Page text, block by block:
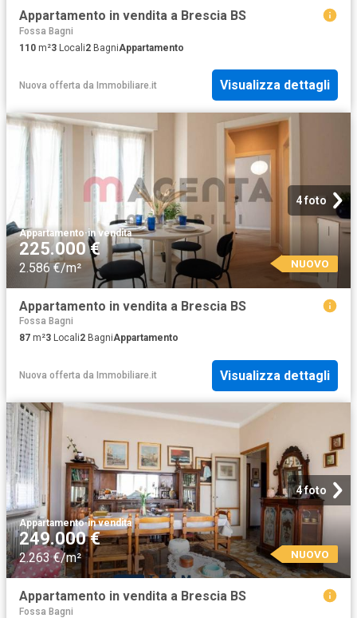
Appartamento in vendita a Brescia BS
Fossa Bagni
110 m²3 Locali2 BagniAppartamento
Nuova offerta da Immobiliare.it Visualizza dettagli
4 foto
Appartamento·in vendita
225.000 €
2.586 €/m² NUOVO
Appartamento in vendita a Brescia BS
Fossa Bagni
87 m²3 Locali2 BagniAppartamento
Nuova offerta da Immobiliare.it Visualizza dettagli
4 foto
Appartamento·in vendita
249.000 €
2.263 €/m² NUOVO
Appartamento in vendita a Brescia BS
Fossa Bagni